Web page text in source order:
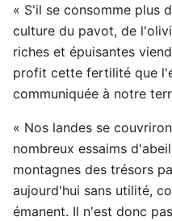
« S'il se consomme plus
culture du pavot, de
riches et épuisantes
profit cette fertilité que
communiquée à notre
« Nos landes se
nombreux essaims
montagnes des trésors
aujourd'hui sans utilité,
émanent. Il n'est donc